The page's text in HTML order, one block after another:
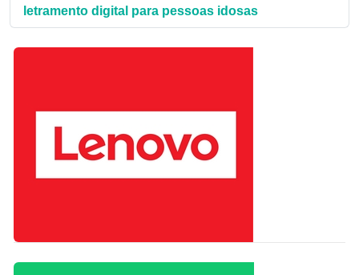
letramento digital para pessoas idosas